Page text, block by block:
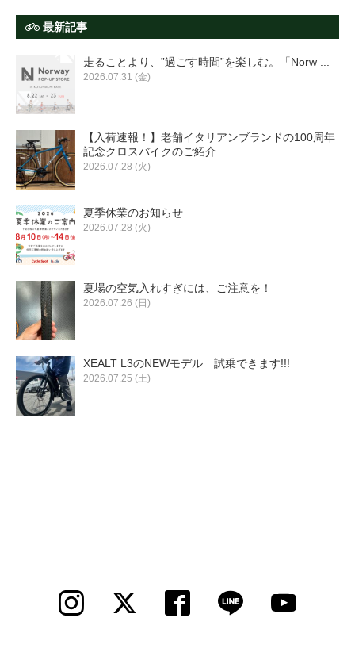
最新記事
走ることより、”過ごす時間”を楽しむ。「Norw ...
2026.07.31 (金)
【入荷速報！】老舗イタリアンブランドの100周年
記念クロスバイクのご紹介 ...
2026.07.28 (火)
夏季休業のお知らせ
2026.07.28 (火)
夏場の空気入れすぎには、ご注意を！
2026.07.26 (日)
XEALT L3のNEWモデル 試乗できます!!!
2026.07.25 (土)